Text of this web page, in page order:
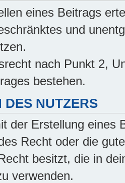
eines Beitrags
und
nach Punkt 2,
bestehen.
DES NUTZERS
der Erstellung eines
Recht oder die
besitzt, die in
verwenden.